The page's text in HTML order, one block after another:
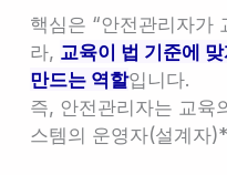
핵심은 “안전관리자가
라, 교육이 법 기준에
만드는 역할입니다.
즉, 안전관리자는 교육
스템의 운영자(설계자